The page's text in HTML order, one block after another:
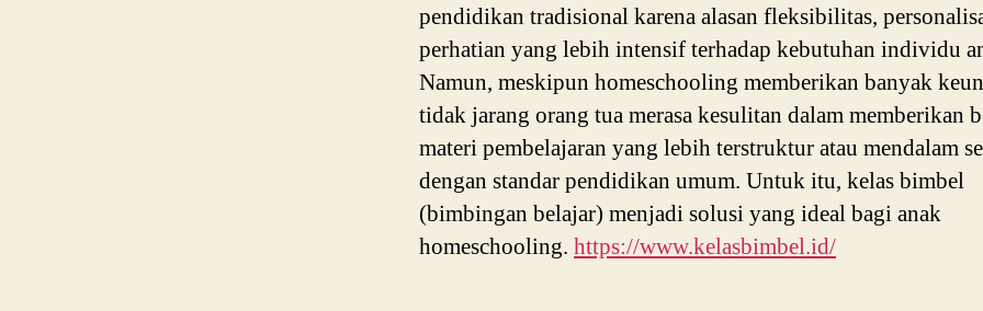
pendidikan tradisional karena alasan fleksibilitas,
perhatian yang lebih intensif terhadap kebutuhan individu
Namun, meskipun homeschooling memberikan banyak
tidak jarang orang tua merasa kesulitan dalam memberikan
materi pembelajaran yang lebih terstruktur atau mendalam
dengan standar pendidikan umum. Untuk itu, kelas bimbel
(bimbingan belajar) menjadi solusi yang ideal bagi anak
homeschooling. https://www.kelasbimbel.id/